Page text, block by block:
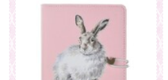
beginnen De agenda is verdeeld
in verschillende secties en
bevat pagina's voor een...